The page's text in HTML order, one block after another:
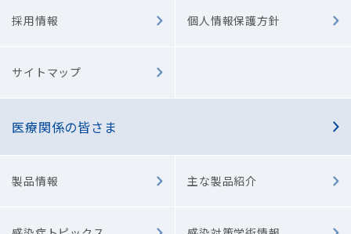
採用情報 個人情報保護方針
サイトマップ
医療関係の皆さま
製品情報 主な製品紹介